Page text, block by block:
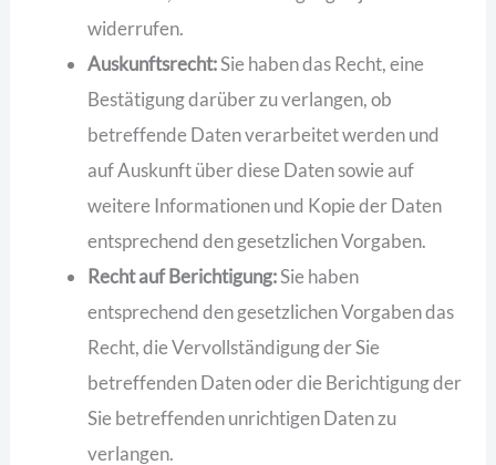
widerrufen.
Auskunftsrecht:Sie haben das Recht, eine
Bestätigung darüber zu verlangen, ob
betreffende Daten verarbeitet werden und
auf Auskunft über diese Daten sowie auf
weitere Informationen und Kopie der Daten
entsprechend den gesetzlichen Vorgaben.
Recht auf Berichtigung:Sie haben
entsprechend den gesetzlichen Vorgaben das
Recht, die Vervollständigung der Sie
betreffenden Daten oder die Berichtigung der
Sie betreffenden unrichtigen Daten zu
verlangen.